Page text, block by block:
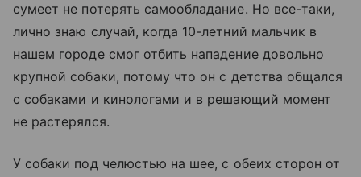
сумеет не потерять самообладание. Но все-таки,
лично знаю случай, когда 10-летний мальчик в
нашем городе смог отбить нападение довольно
крупной собаки, потому что он с детства общался
с собаками и кинологами и в решающий момент
не растерялся.
У собаки под челюстью на шее, с обеих сторон от